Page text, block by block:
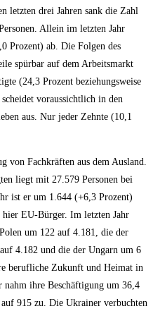
letz­ten drei Jah­ren sank die Zahl
Allein im letz­ten Jahr
Pro­zent) ab. Die Fol­gen des
spür­bar auf dem Arbeits­markt
(24,3 Pro­zent bezie­hungs­wei­se
vor­aus­sicht­lich in den
aus. Nur jeder Zehn­te (10,1
von Fach­kräf­ten aus dem Aus­land.
liegt mit 27.579 Per­so­nen bei
ist er um 1.644 (+6,3 Pro­zent)
EU-Bür­ger. Im letz­ten Jahr
um 122 auf 4.181, die der
4.182 und die der Ungarn um 6
beruf­li­che Zukunft und Hei­mat in
nahm ihre Beschäf­ti­gung um 36,4
auf 915 zu. Die Ukrai­ner ver­buch­ten